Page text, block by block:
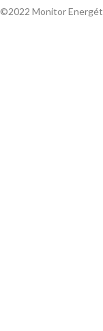
©2022 Monitor